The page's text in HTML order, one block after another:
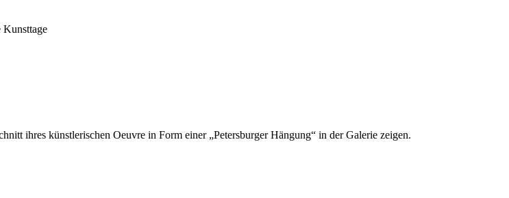
Kunsttage
ihres künstlerischen Oeuvre in Form einer „Petersburger Hängung“ in der Galerie zeigen.